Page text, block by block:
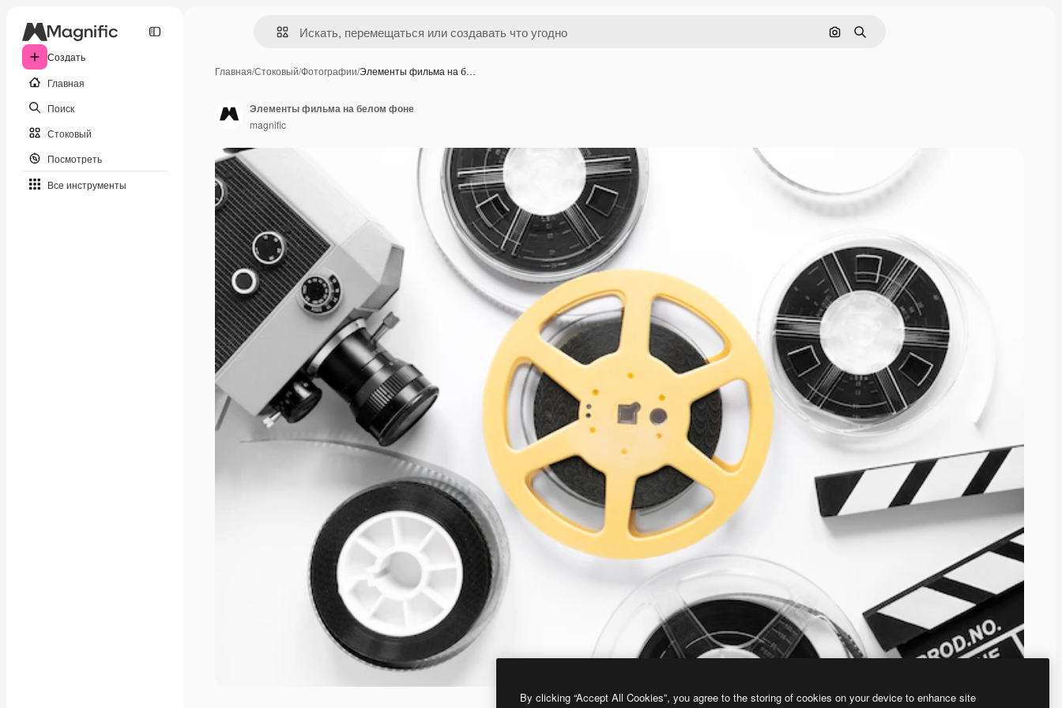
Создать
Главная
Поиск
Стоковый
Посмотреть
Все инструменты
Поиск по изображению
Поиск
Главная/Стоковый/Фотографии/Элементы фильма на б…
Элементы фильма на белом фоне
magnific
By clicking “Accept All Cookies”, you agree to the storing of cookies on your device to enhance site